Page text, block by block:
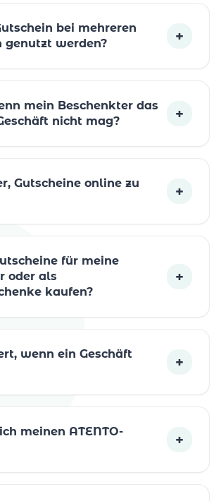
bei mehreren
genutzt werden?
+
mein Beschenkter das
nicht mag?
+
Gutscheine online zu
+
für meine
oder als
kaufen?
+
wenn ein Geschäft
+
meinen ATENTO-
+